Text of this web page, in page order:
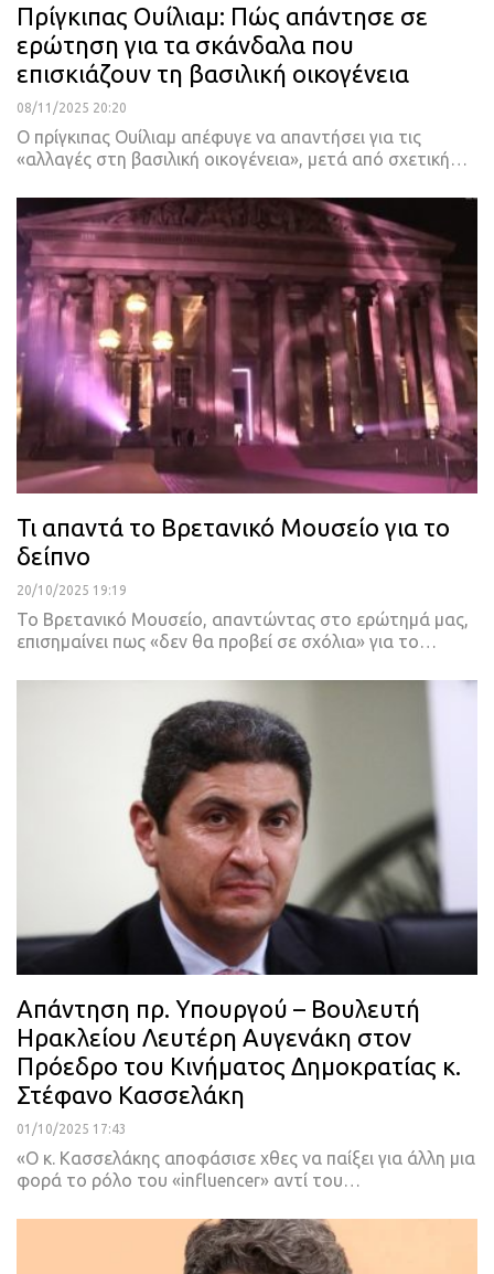
Πρίγκιπας Ουίλιαμ: Πώς απάντησε σε
ερώτηση για τα σκάνδαλα που
επισκιάζουν τη βασιλική οικογένεια
08/11/2025 20:20
Ο πρίγκιπας Ουίλιαμ απέφυγε να απαντήσει για τις
«αλλαγές στη βασιλική οικογένεια», μετά από σχετική…
Τι απαντά το Βρετανικό Μουσείο για το
δείπνο
20/10/2025 19:19
Το Βρετανικό Μουσείο, απαντώντας στο ερώτημά μας,
επισημαίνει πως «δεν θα προβεί σε σχόλια» για το…
Απάντηση πρ. Υπουργού – Βουλευτή
Ηρακλείου Λευτέρη Αυγενάκη στον
Πρόεδρο του Κινήματος Δημοκρατίας κ.
Στέφανο Κασσελάκη
01/10/2025 17:43
«Ο κ. Κασσελάκης αποφάσισε χθες να παίξει για άλλη μια
φορά το ρόλο του «influencer» αντί του…